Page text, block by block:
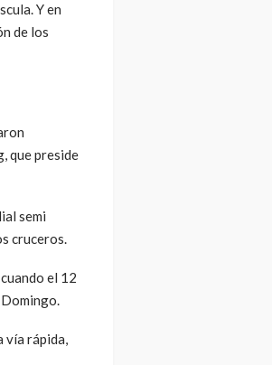
Y en
de los
que preside
semi
cruceros.
el 12
vía rápida,